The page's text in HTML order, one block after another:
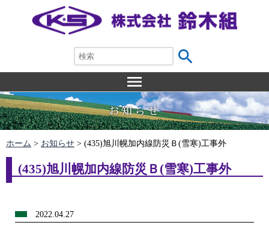
search
menu
お知らせ
ホーム > お知らせ > (435)旭川幌加内線防災Ｂ(雪寒)工事外
(435)旭川幌加内線防災Ｂ(雪寒)工事外
2022.04.27